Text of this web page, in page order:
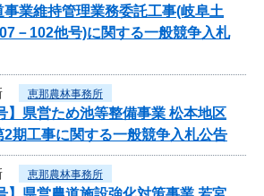
業維持管理業務委託工事(岐阜土
－102他号)に関する一般競争入札
恵那農林事務所
】県営ため池等整備事業 松本地区
期工事に関する一般競争入札公告
恵那農林事務所